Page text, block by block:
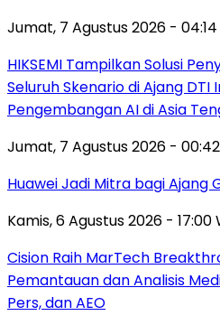
Jumat, 7 Agustus 2026 - 04:14
HIKSEMI Tampilkan Solusi
Seluruh Skenario di Ajang DTI
Pengembangan AI di Asia
Jumat, 7 Agustus 2026 -
Huawei Jadi Mitra bagi Ajang
Kamis, 6 Agustus 2026 - 17:00
Cision Raih MarTech
Pemantauan dan Analisis
Pers, dan AEO